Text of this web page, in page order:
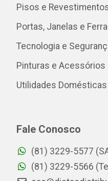
Pisos e
Portas, Janelas e
Tecnologia e
Pinturas e Acessórios
Utilidades Domésticas
Fale Conosco
(81) 3229-5577
(81) 3229-5566